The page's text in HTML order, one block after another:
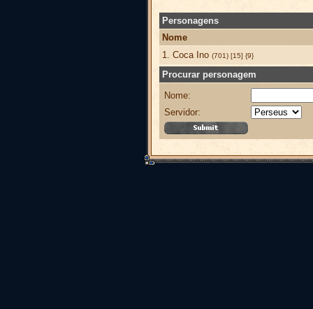
Personagens
Nome
1. Coca Ino (701) [15] {9}
Procurar personagem
Nome:
Servidor: